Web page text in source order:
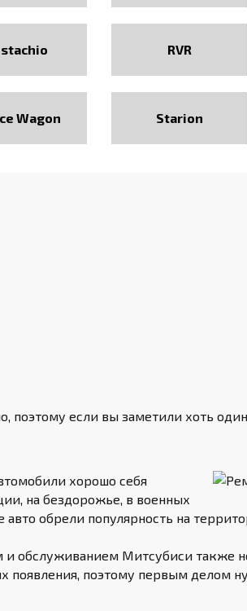
RVR
Wagon Starion
если вы заметили хоть
хорошо себя
на бездорожье, в военных
обрели популярность на
и обслуживанием Митсубиси также
появления, поэтому первым делом